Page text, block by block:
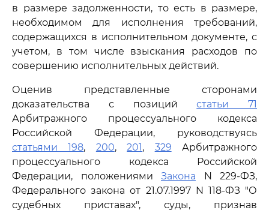
в размере задолженности, то есть в размере,
необходимом для исполнения требований,
содержащихся в исполнительном документе, с
учетом, в том числе взыскания расходов по
совершению исполнительных действий.
Оценив представленные сторонами
доказательства с позицийстатьи 71
Арбитражного процессуального кодекса
Российской Федерации, руководствуясь
статьями 198, 200,201, 329 Арбитражного
процессуального кодекса Российской
Федерации, положениями Закона N 229-ФЗ,
Федерального закона от 21.07.1997 N 118-ФЗ "О
судебных приставах", суды, признав